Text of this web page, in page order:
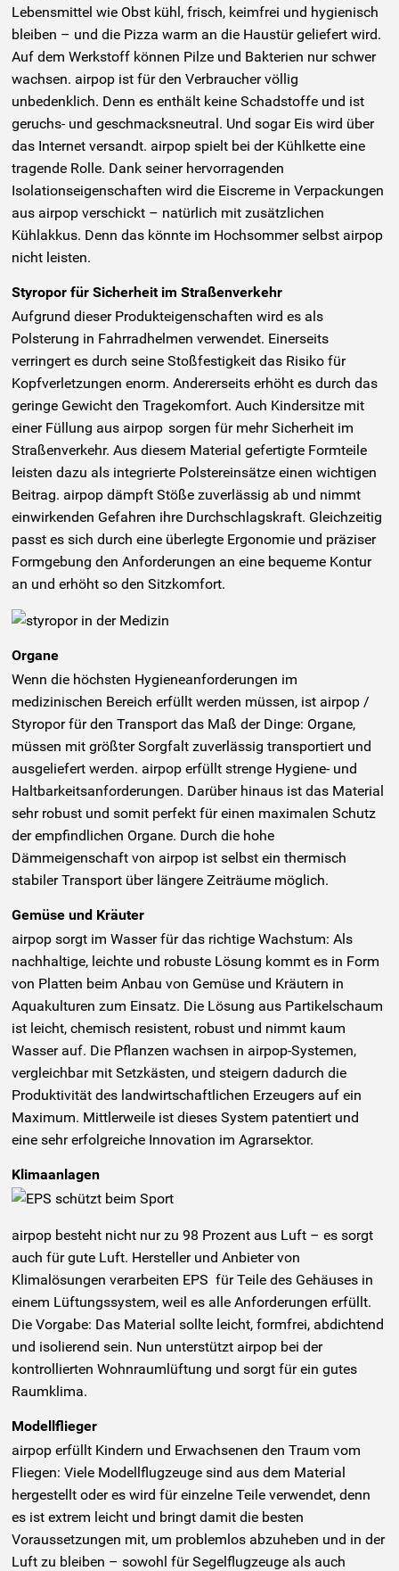
Lebensmittel wie Obst kühl, frisch, keimfrei und hygienisch
bleiben – und die Pizza warm an die Haustür geliefert wird.
Auf dem Werkstoff können Pilze und Bakterien nur schwer
wachsen. airpop ist für den Verbraucher völlig
unbedenklich. Denn es enthält keine Schadstoffe und ist
geruchs- und geschmacksneutral. Und sogar Eis wird über
das Internet versandt. airpop spielt bei der Kühlkette eine
tragende Rolle. Dank seiner hervorragenden
Isolationseigenschaften wird die Eiscreme in Verpackungen
aus airpop verschickt – natürlich mit zusätzlichen
Kühlakkus. Denn das könnte im Hochsommer selbst airpop
nicht leisten.
Styropor für Sicherheit im Straßenverkehr
Aufgrund dieser Produkteigenschaften wird es als
Polsterung in Fahrradhelmen verwendet. Einerseits
verringert es durch seine Stoßfestigkeit das Risiko für
Kopfverletzungen enorm. Andererseits erhöht es durch das
geringe Gewicht den Tragekomfort. Auch Kindersitze mit
einer Füllung aus airpop sorgen für mehr Sicherheit im
Straßenverkehr. Aus diesem Material gefertigte Formteile
leisten dazu als integrierte Polstereinsätze einen wichtigen
Beitrag. airpop dämpft Stöße zuverlässig ab und nimmt
einwirkenden Gefahren ihre Durchschlagskraft. Gleichzeitig
passt es sich durch eine überlegte Ergonomie und präziser
Formgebung den Anforderungen an eine bequeme Kontur
an und erhöht so den Sitzkomfort.
Organe
Wenn die höchsten Hygieneanforderungen im
medizinischen Bereich erfüllt werden müssen, ist airpop /
Styropor für den Transport das Maß der Dinge: Organe,
müssen mit größter Sorgfalt zuverlässig transportiert und
ausgeliefert werden. airpop erfüllt strenge Hygiene- und
Haltbarkeitsanforderungen. Darüber hinaus ist das Material
sehr robust und somit perfekt für einen maximalen Schutz
der empfindlichen Organe. Durch die hohe
Dämmeigenschaft von airpop ist selbst ein thermisch
stabiler Transport über längere Zeiträume möglich.
Gemüse und Kräuter
airpop sorgt im Wasser für das richtige Wachstum: Als
nachhaltige, leichte und robuste Lösung kommt es in Form
von Platten beim Anbau von Gemüse und Kräutern in
Aquakulturen zum Einsatz. Die Lösung aus Partikelschaum
ist leicht, chemisch resistent, robust und nimmt kaum
Wasser auf. Die Pflanzen wachsen in airpop-Systemen,
vergleichbar mit Setzkästen, und steigern dadurch die
Produktivität des landwirtschaftlichen Erzeugers auf ein
Maximum. Mittlerweile ist dieses System patentiert und
eine sehr erfolgreiche Innovation im Agrarsektor.
Klimaanlagen
airpop besteht nicht nur zu 98 Prozent aus Luft – es sorgt
auch für gute Luft. Hersteller und Anbieter von
Klimalösungen verarbeiten EPS für Teile des Gehäuses in
einem Lüftungssystem, weil es alle Anforderungen erfüllt.
Die Vorgabe: Das Material sollte leicht, formfrei, abdichtend
und isolierend sein. Nun unterstützt airpop bei der
kontrollierten Wohnraumlüftung und sorgt für ein gutes
Raumklima.
Modellflieger
airpop erfüllt Kindern und Erwachsenen den Traum vom
Fliegen: Viele Modellflugzeuge sind aus dem Material
hergestellt oder es wird für einzelne Teile verwendet, denn
es ist extrem leicht und bringt damit die besten
Voraussetzungen mit, um problemlos abzuheben und in der
Luft zu bleiben – sowohl für Segelflugzeuge als auch